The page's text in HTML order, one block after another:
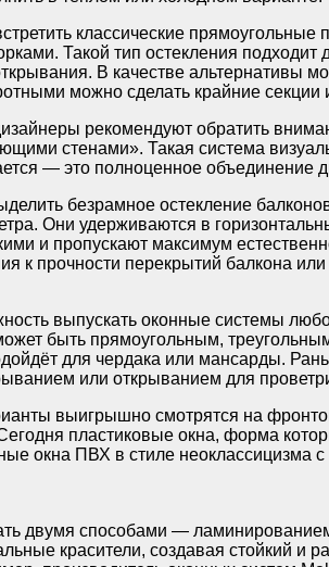
классические
Такой тип остекления
В качестве альтернативы
можно сделать крайние секции
рекомендуют обратить
стенами». Такая система
— это полноценное объединение
безрамное остекление
Они удерживаются в
и пропускают максимум
к прочности перекрытий балкона
выпускать оконные системы
быть прямоугольным,
для чердака или мансарды.
или открыванием для
выигрышно смотрятся на
пластиковые окна, форма
окна ПВХ в стиле неоклассицизма
двумя способами —
красители, создавая стойкий и